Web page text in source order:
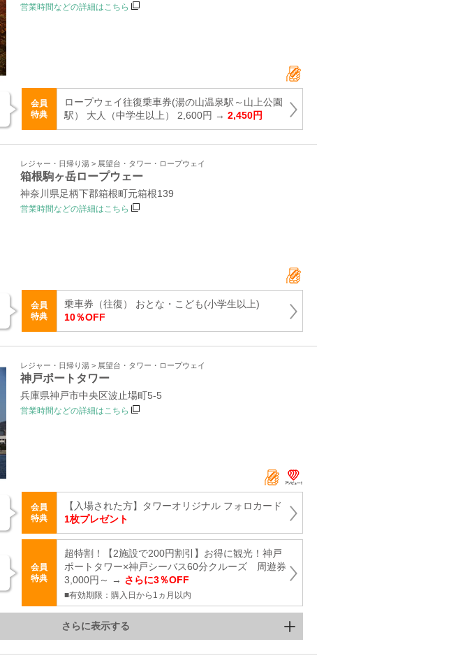
営業時間などの詳細はこちら
会員
特典
ロープウェイ往復乗車券(湯の山温泉駅～山上公園
駅） 大人（中学生以上） 2,600円 → 2,450円
レジャー・日帰り湯 > 展望台・タワー・ロープウェイ
箱根駒ヶ岳ロープウェー
神奈川県足柄下郡箱根町元箱根139
営業時間などの詳細はこちら
会員
特典
乗車券（往復） おとな・こども(小学生以上)
10％OFF
レジャー・日帰り湯 > 展望台・タワー・ロープウェイ
神戸ポートタワー
兵庫県神戸市中央区波止場町5-5
営業時間などの詳細はこちら
会員
特典
【入場された方】タワーオリジナル フォロカード
1枚プレゼント
会員
特典
超特割！【2施設で200円割引】お得に観光！神戸
ポートタワー×神戸シーバス60分クルーズ 周遊券
3,000円～ → さらに3％OFF
■有効期限：購入日から1ヵ月以内
さらに表示する